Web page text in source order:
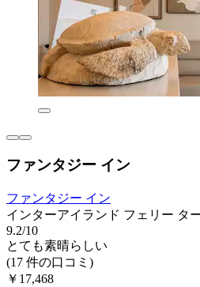
ファンタジー イン
ファンタジー イン
インターアイランド フェリー タ
9.2/10
とても素晴らしい
(17 件の口コミ)
￥17,468